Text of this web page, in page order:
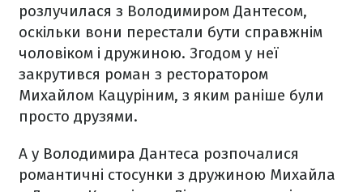
розлучилася з Володимиром Дантесом,
оскільки вони перестали бути справжнім
чоловіком і дружиною. Згодом у неї
закрутився роман з ресторатором
Михайлом Кацуріним, з яким раніше були
просто друзями.
А у Володимира Дантеса розпочалися
романтичні стосунки з дружиною Михайла